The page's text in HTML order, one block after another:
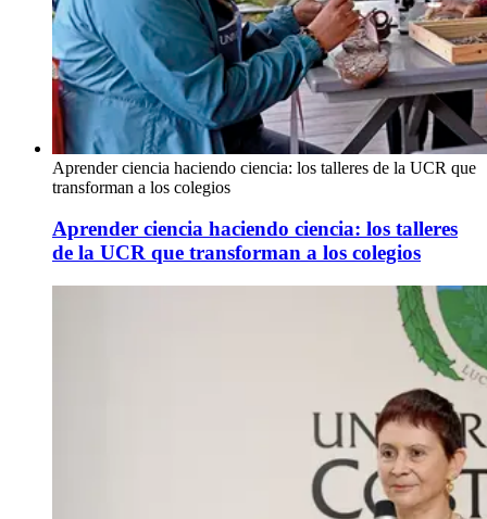
Aprender ciencia haciendo ciencia: los talleres de la UCR que
transforman a los colegios
Aprender ciencia haciendo ciencia: los talleres
de la UCR que transforman a los colegios